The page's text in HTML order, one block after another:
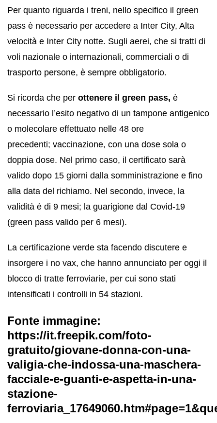
Per quanto riguarda i treni, nello specifico il green
pass è necessario per accedere a Inter City, Alta
velocità e Inter City notte. Sugli aerei, che si tratti di
voli nazionale o internazionali, commerciali o di
trasporto persone, è sempre obbligatorio.
Si ricorda che per ottenere il green pass, è
necessario l’esito negativo di un tampone antigenico
o molecolare effettuato nelle 48 ore
precedenti; vaccinazione, con una dose sola o
doppia dose. Nel primo caso, il certificato sarà
valido dopo 15 giorni dalla somministrazione e fino
alla data del richiamo. Nel secondo, invece, la
validità è di 9 mesi; la guarigione dal Covid-19
(green pass valido per 6 mesi).
La certificazione verde sta facendo discutere e
insorgere i no vax, che hanno annunciato per oggi il
blocco di tratte ferroviarie, per cui sono stati
intensificati i controlli in 54 stazioni.
Fonte immagine:
https://it.freepik.com/foto-
gratuito/giovane-donna-con-una-
valigia-che-indossa-una-maschera-
facciale-e-guanti-e-aspetta-in-una-
stazione-